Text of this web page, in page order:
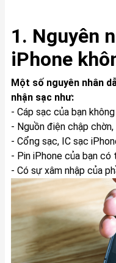
1. Nguyên
iPhone
Một số nguyên nhân
nhận sạc như:
- Cáp sạc của bạn
- Nguồn điện chập
- Cổng sạc, IC sạc
- Pin iPhone của bạn có
- Có sự xâm nhập của